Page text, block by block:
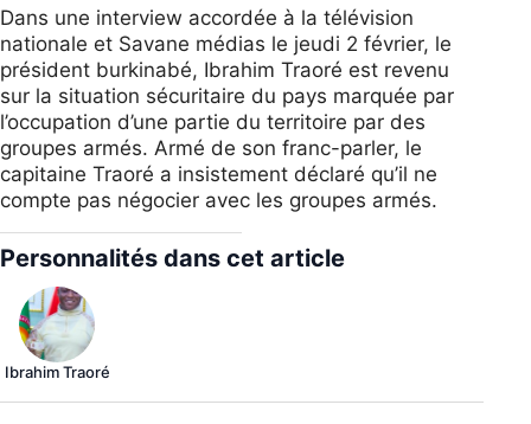
Dans une interview accordée à la télévision
nationale et Savane médias le jeudi 2 février, le
président burkinabé, Ibrahim Traoré est revenu
sur la situation sécuritaire du pays marquée par
l’occupation d’une partie du territoire par des
groupes armés. Armé de son franc-parler, le
capitaine Traoré a insistement déclaré qu’il ne
compte pas négocier avec les groupes armés.
Personnalités dans cet article
Ibrahim Traoré